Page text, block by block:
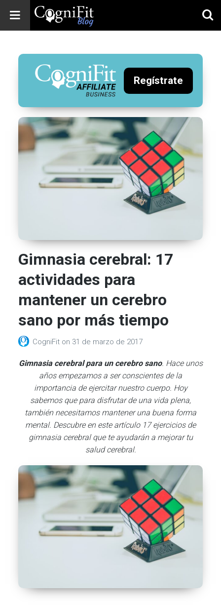
Blog: Brain
Health
News
Brain Training,
Mental Health, and
Wellness
Regístrate
Gimnasia cerebral: 17
actividades para
mantener un cerebro
sano por más tiempo
CogniFit on 31 de marzo de 2017
Gimnasia cerebral para un cerebro sano. Hace unos
años empezamos a ser conscientes de la
importancia de ejercitar nuestro cuerpo. Hoy
sabemos que para disfrutar de una vida plena,
también necesitamos mantener una buena forma
mental. Descubre en este artículo 17 ejercicios de
gimnasia cerebral que te ayudarán a mejorar tu
salud cerebral.